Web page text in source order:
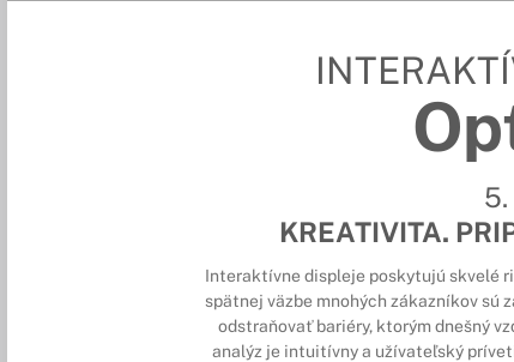
5.
KREATIVITA.
Interaktívne displeje poskytujú skvelé
spätnej väzbe mnohých zákazníkov sú
odstraňovať bariéry, ktorým dnešný
analýz je intuitívny a užívateľský